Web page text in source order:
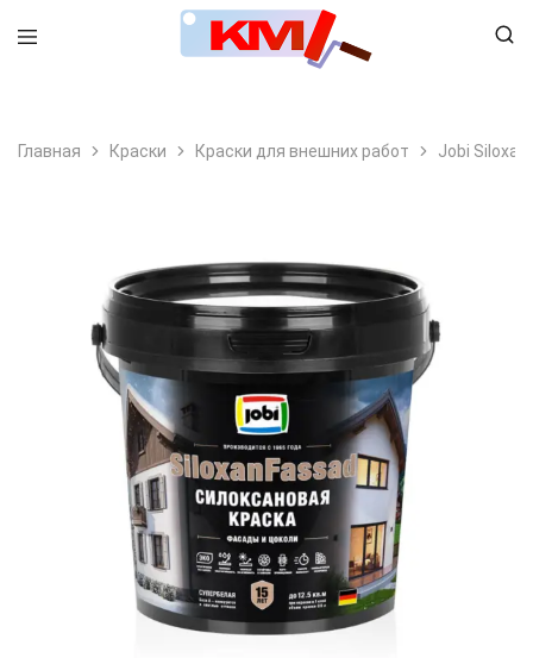
8 (495) 798-99-78
Главная Краски Краски для внешних работ Jobi